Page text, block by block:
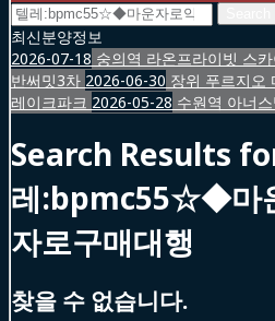
Search
for:
최신분양정보
2026-07-18 숭의역 라온프라이빗 스카
반써밋3차 2026-06-30 장위 푸르지오
레이크파크 2026-05-28 수원역 아너
Search Results
레:bpmc55☆◆마
자로구매대행
찾을 수 없습니다.